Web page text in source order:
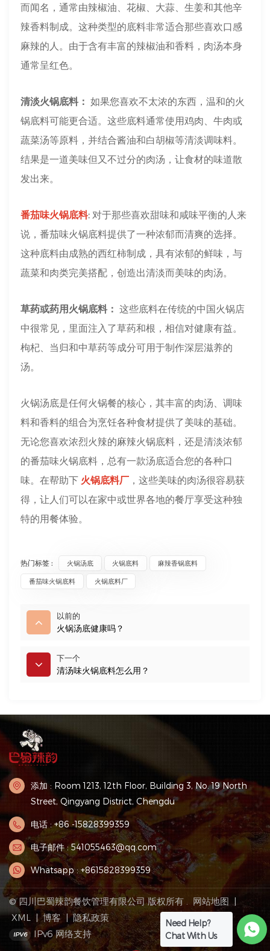
而闻名，通常由辣椒油、花椒、大蒜、生姜和其他辛
辣香料制成。这种类型的底料非常适合那些喜欢口感
麻辣的人。由于含有丰富的辣椒油和香料，肉汤本身
通常呈红色。
清淡火锅底料： 如果您喜欢不太浓的东西，温和的火
锅底料可能更合适。这些底料通常使用鸡肉、牛肉或
蔬菜汤等原料，并结合酱油和白胡椒等清淡调味料。
结果是一道美味但又不过分的肉汤，让食材的味道散
发出来。
番茄味火锅底料: 对于那些喜欢甜味和咸味平衡的人来
说，番茄味火锅底料提供了一种浓郁而清爽的选择。
这种底料由成熟的西红柿制成，具有浓郁的鲜味，与
蔬菜和肉类完美搭配，创造出清淡而美味的肉汤。
草药或药用火锅底料： 这些底料在传统的中国火锅店
中很常见，里面注入了草药和根，相信对健康有益。
枸杞、当归和中草药等成分可用于制作深层滋养的
汤。
火锅汤底是任何火锅餐的核心，其丰富的肉汤、调味
料和香料的组合为烹饪各种食材提供了美味的基础。
无论您喜欢浓烈火辣的麻辣火锅底料，还是清淡浓郁
的番茄味火锅底料，总有一款汤底适合您的各种口
味。在帮助下 火锅底料厂 ，这些美味的肉汤很容易获
得，让人们可以在家中或世界各地的餐厅享受这种独
特的用餐体验。
热门标签 : 火锅汤底 火锅底料 麻辣香锅底料
番茄味火锅底料 火锅底料厂
以前的
火锅汤底健康吗？
下一个
清汤味火锅底料怎么用？
添加 : Room 1213, 12th Floor, Building 3, No. 19 North
Street, Qingyang District, Chengdu
电话 : +86 -15828399359
电子邮件 : 541055463@qq.com
Whatsapp : +8615828399359
© 四川巴蜀辣韵餐饮管理有限公司 版权所有 . 网站地图 |
XML | 博客 | 隐私政策
IPv6 网络支持
Need Help?
Chat With Us